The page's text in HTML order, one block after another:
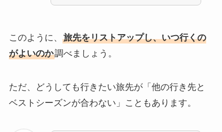
このように、 旅先をリストアップし、いつ行くの
がよいのか調べましょう。
ただ、どうしても行きたい旅先が「他の行き先と
ベストシーズンが合わない」こともあります。